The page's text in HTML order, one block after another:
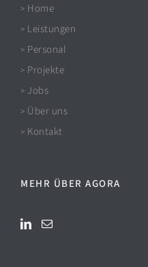
> Home
> Leistungen
> Personal
> Projekte
> Jobs
> Über uns
> Kontakt
MEHR ÜBER AGORA